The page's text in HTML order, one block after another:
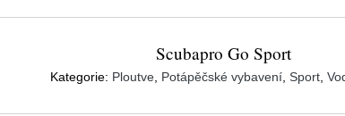
Scubapro Go Sport
Kategorie: Ploutve Potápěčské vybavení Sport